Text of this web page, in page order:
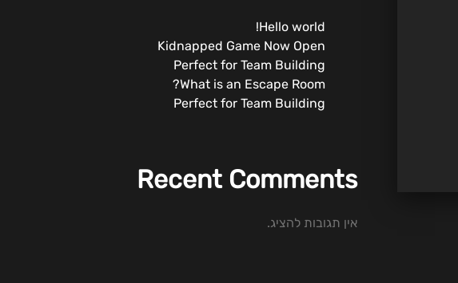
Hello world!
Kidnapped Game Now Open
Perfect for Team Building
What is an Escape Room?
Perfect for Team Building
Recent Comments
אין תגובות להציג.